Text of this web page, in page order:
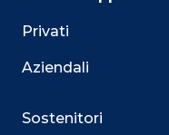
Privati
Aziendali
Sostenitori